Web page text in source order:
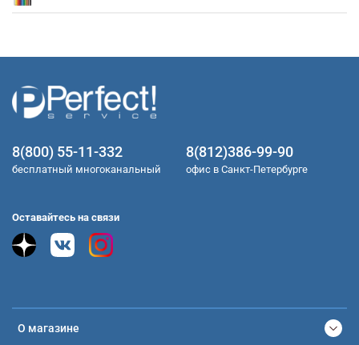
О магазине
8(800) 55-11-332
бесплатный многоканальный
8(812)386-99-90
офис в Санкт-Петербурге
Оставайтесь на связи